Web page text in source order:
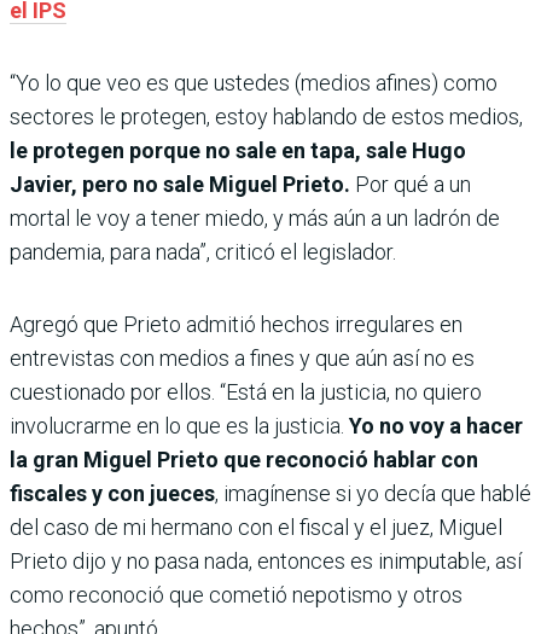
el IPS
“Yo lo que veo es que ustedes (medios afines) como
sectores le protegen, estoy hablando de estos medios,
le protegen porque no sale en tapa, sale Hugo
Javier, pero no sale Miguel Prieto. Por qué a un
mortal le voy a tener miedo, y más aún a un ladrón de
pandemia, para nada”, criticó el legislador.
Agregó que Prieto admitió hechos irregulares en
entrevistas con medios a fines y que aún así no es
cuestionado por ellos. “Está en la justicia, no quiero
involucrarme en lo que es la justicia. Yo no voy a hacer
la gran Miguel Prieto que reconoció hablar con
fiscales y con jueces, imagínense si yo decía que hablé
del caso de mi hermano con el fiscal y el juez, Miguel
Prieto dijo y no pasa nada, entonces es inimputable, así
como reconoció que cometió nepotismo y otros
hechos”, apuntó.